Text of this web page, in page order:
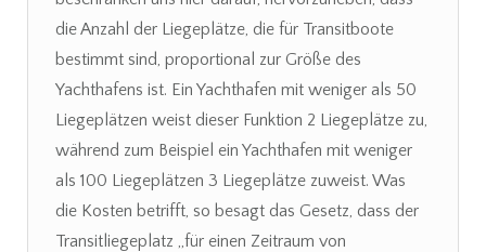
die Anzahl der Liegeplätze, die für Transitboote
bestimmt sind, proportional zur Größe des
Yachthafens ist. Ein Yachthafen mit weniger als 50
Liegeplätzen weist dieser Funktion 2 Liegeplätze zu,
während zum Beispiel ein Yachthafen mit weniger
als 100 Liegeplätzen 3 Liegeplätze zuweist. Was
die Kosten betrifft, so besagt das Gesetz, dass der
Transitliegeplatz „für einen Zeitraum von